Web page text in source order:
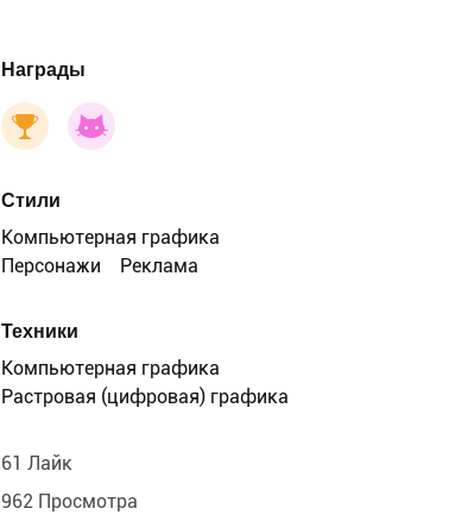
Награды
Стили
Компьютерная графика
Персонажи
Реклама
Техники
Компьютерная графика
Растровая (цифровая) графика
61 Лайк
962 Просмотра